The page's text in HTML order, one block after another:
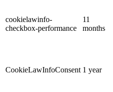
cookielawinfo-
checkbox-performance
11
months
CookieLawInfoConsent 1 year